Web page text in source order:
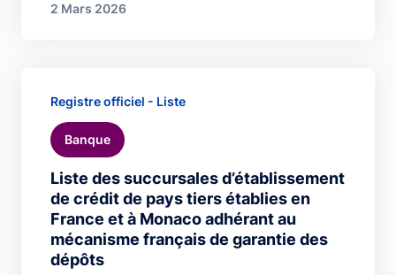
2 Mars 2026
Liste des succursales d’établissement
de crédit de pays tiers établies en
France et à Monaco adhérant au
mécanisme français de garantie des
dépôts
Registre officiel - Liste
Banque